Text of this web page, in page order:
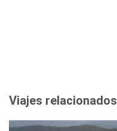
Viajes relacionados